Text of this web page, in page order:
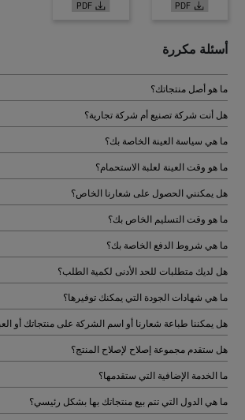
أسئلة مكررة
ما هو أصل منتجاتك؟
هل أنت شركة تصنيع أم شركة تجارية؟
ما هي سياسة العينة الخاصة بك؟
ما هو وقت العينة لعلبة الاستحمام؟
هل يمكنني الحصول على شعارنا الخاص؟
ما هو وقت التسليم الخاص بك؟
ما هي شروط الدفع الخاصة بك؟
هل لديك متطلبات للحد الأدنى لكمية الطلب؟
ما هي شهادات الجودة التي يمكنك توفيرها؟
هل يمكننا طباعة شعارنا أو اسم الشركة على منتجاتك أو
هل ستقدم مجموعة إصلاح لإصلاح المنتج؟
ما الخدمة الإضافية التي ستقدمها؟
ما هي الدول التي تتم بيع منتجاتك بها بشكل رئيسي؟